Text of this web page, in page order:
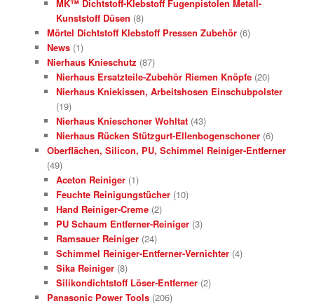
MK™ Dichtstoff-Klebstoff Fugenpistolen Metall-
Kunststoff Düsen (8)
Mörtel Dichtstoff Klebstoff Pressen Zubehör (6)
News (1)
Nierhaus Knieschutz (87)
Nierhaus Ersatzteile-Zubehör Riemen Knöpfe (20)
Nierhaus Kniekissen, Arbeitshosen Einschubpolster
(19)
Nierhaus Knieschoner Wohltat (43)
Nierhaus Rücken Stützgurt-Ellenbogenschoner (6)
Oberflächen, Silicon, PU, Schimmel Reiniger-Entferner
(49)
Aceton Reiniger (1)
Feuchte Reinigungstücher (10)
Hand Reiniger-Creme (2)
PU Schaum Entferner-Reiniger (3)
Ramsauer Reiniger (24)
Schimmel Reiniger-Entferner-Vernichter (4)
Sika Reiniger (8)
Silikondichtstoff Löser-Entferner (2)
Panasonic Power Tools (206)